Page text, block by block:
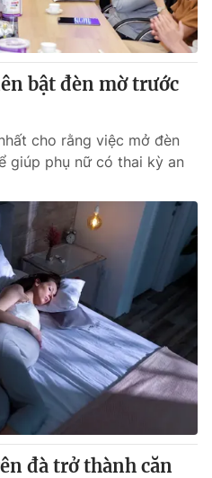
Podcast
Shorts video
VTV Thể thao
Bất động sản
Tấm lòng Việt
Vươn mình bằng AI
bật đèn mờ trước
cho rằng việc mở đèn
giúp phụ nữ có thai kỳ an
đà trở thành căn